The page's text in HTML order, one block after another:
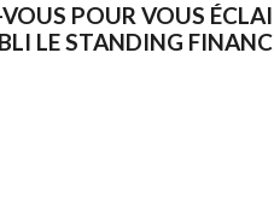
POUR VOUS
LE STANDING